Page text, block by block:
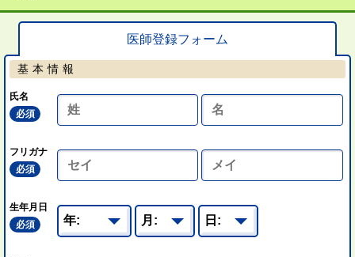
医師登録フォーム
基本情報
氏名
必須
フリガナ
必須
生年月日
必須